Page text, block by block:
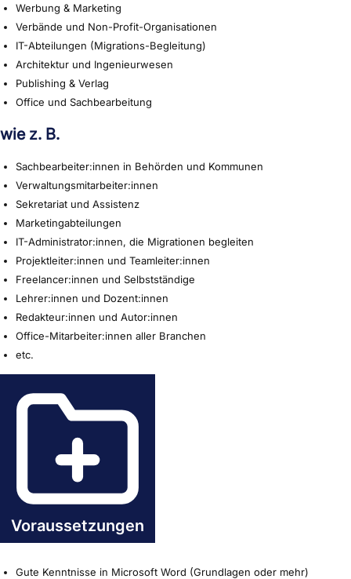
Werbung & Marketing
Verbände und Non-Profit-Organisationen
IT-Abteilungen (Migrations-Begleitung)
Architektur und Ingenieurwesen
Publishing & Verlag
Office und Sachbearbeitung
wie z. B.
Sachbearbeiter:innen in Behörden und Kommunen
Verwaltungsmitarbeiter:innen
Sekretariat und Assistenz
Marketingabteilungen
IT-Administrator:innen, die Migrationen begleiten
Projektleiter:innen und Teamleiter:innen
Freelancer:innen und Selbstständige
Lehrer:innen und Dozent:innen
Redakteur:innen und Autor:innen
Office-Mitarbeiter:innen aller Branchen
etc.
Voraussetzungen
Gute Kenntnisse in Microsoft Word (Grundlagen oder mehr)